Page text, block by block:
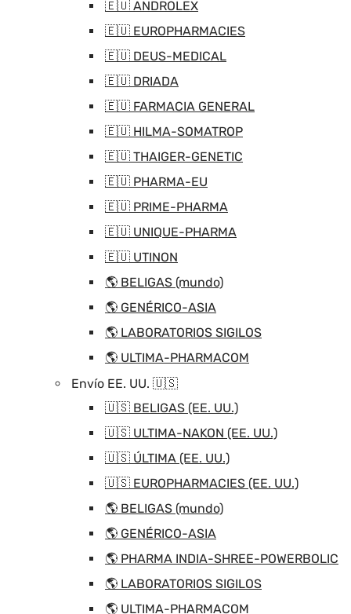
🇪🇺 ANDROLEX
🇪🇺 EUROPHARMACIES
🇪🇺 DEUS-MEDICAL
🇪🇺 DRIADA
🇪🇺 FARMACIA GENERAL
🇪🇺 HILMA-SOMATROP
🇪🇺 THAIGER-GENETIC
🇪🇺 PHARMA-EU
🇪🇺 PRIME-PHARMA
🇪🇺 UNIQUE-PHARMA
🇪🇺 UTINON
🌎 BELIGAS (mundo)
🌎 GENÉRICO-ASIA
🌎 LABORATORIOS SIGILOS
🌎 ULTIMA-PHARMACOM
Envío EE. UU. 🇺🇸
🇺🇸 BELIGAS (EE. UU.)
🇺🇸 ULTIMA-NAKON (EE. UU.)
🇺🇸 ÚLTIMA (EE. UU.)
🇺🇸 EUROPHARMACIES (EE. UU.)
🌎 BELIGAS (mundo)
🌎 GENÉRICO-ASIA
🌎 PHARMA INDIA-SHREE-POWERBOLIC
🌎 LABORATORIOS SIGILOS
🌎 ULTIMA-PHARMACOM